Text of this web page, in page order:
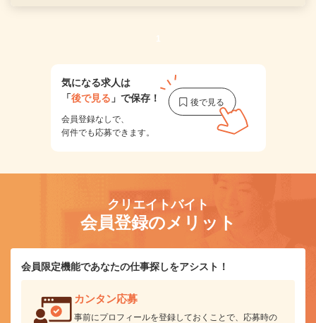
1
気になる求人は
「後で見る 」で保存！
会員登録なしで、
何件でも応募できます。
クリエイトバイト
会員登録のメリット
会員限定機能であなたの仕事探しをアシスト！
カンタン応募
事前にプロフィールを登録しておくことで、応募時の